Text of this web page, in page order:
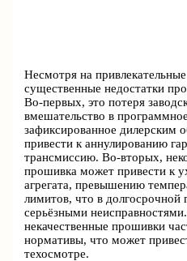
Несмотря на
существенные недостатки
Во-первых, это потеря
вмешательство в
зафиксированное дилерским
привести к аннулированию
трансмиссию. Во-вторых,
прошивка может привести к
агрегата, превышению
лимитов, что в долгосрочной
серьёзными
некачественные прошивки
нормативы, что может
техосмотре.